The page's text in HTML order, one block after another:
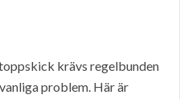
krävs regelbunden
problem. Här är